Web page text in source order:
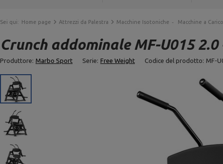
Sei qui: Home page Attrezzi da Palestra Macchine Isotoniche Macchine a
Crunch addominale MF-U015
Produttore: Marbo Sport Serie: Free Weight Codice del prodotto: MF-